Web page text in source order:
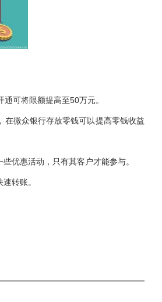
可将限额提高至50万元。
微众银行存放零钱可以提高零钱收益
优惠活动，只有其客户才能参与。
转账。